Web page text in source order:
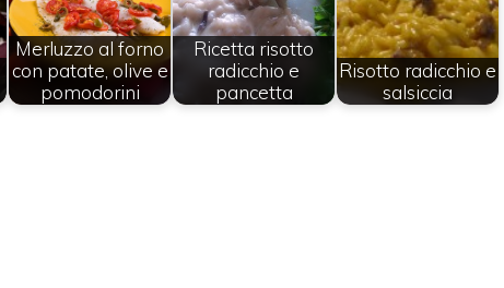
Merluzzo al forno
con patate, olive e
pomodorini
Ricetta risotto
radicchio e
pancetta
Risotto radicchio e
salsiccia